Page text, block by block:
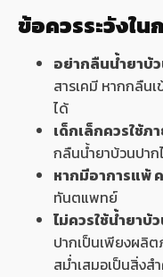
ข้อควรระวังใน
อย่ากลืนน้ำยาบ้
สารเคมี หากกลืนเ
ได้
เด็กเล็กควรใช้
กลืนน้ำยาบ้วนปาก
หากมีอาการแพ้
ทันตแพทย์
ไม่ควรใช้น้ำยา
ปากเป็นเพียงผลิ
สม่ำเสมอเป็นสิ่ง